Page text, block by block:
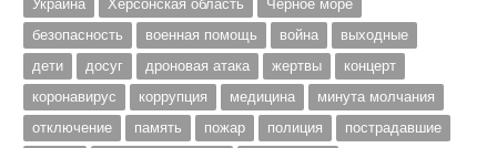
Украина
Херсонская область
Чёрное море
безопасность
военная помощь война
выходные
дети
досуг дроновая атака жертвы
концерт
коронавирус
коррупция медицина
минута молчания
отключение
память пожар полиция
пострадавшие